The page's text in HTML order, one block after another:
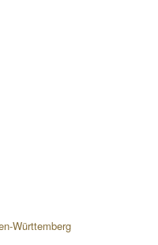
Württemberg